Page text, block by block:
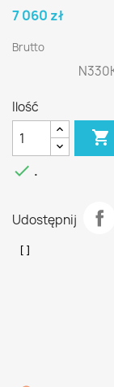
7 060 zł
Brutto
Ilość

 .
Udostępnij